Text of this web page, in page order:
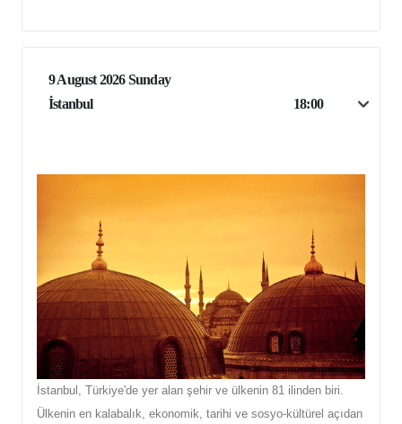
9 August 2026 Sunday
İstanbul
18:00
İstanbul, Türkiye'de yer alan şehir ve ülkenin 81 ilinden biri.
Ülkenin en kalabalık, ekonomik, tarihi ve sosyo-kültürel açıdan